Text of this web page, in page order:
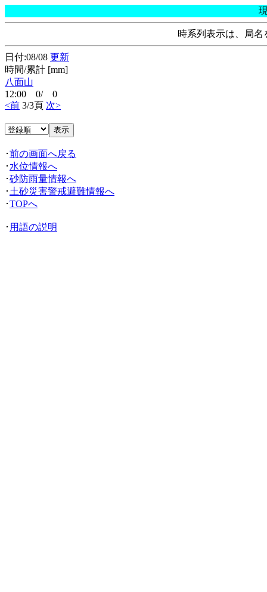
時系列表示は、局
日付:08/08 更新
時間/累計 [mm]
八面山
12:00 0/ 0
<前 3/3頁 次>
･前の画面へ戻る
･ 水位情報へ
･砂防雨量情報へ
･ 土砂災害警戒避難情報へ
･TOPへ
･ 用語の説明